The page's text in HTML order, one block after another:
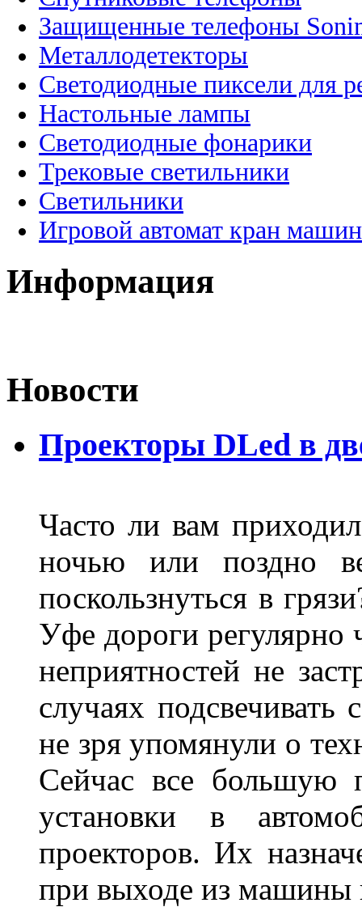
Защищенные телефоны
Металлодетекторы
Светодиодные пиксели для
Настольные лампы
Светодиодные фонарики
Трековые светильники
Светильники
Игровой автомат кран
Информация
Новости
Проекторы DLed в
Часто ли вам
ночью или поздно
поскользнуться в
Уфе дороги регулярно
неприятностей не
случаях
не зря упомянули о
Сейчас все большую
установки в
проекторов. Их
при выходе из